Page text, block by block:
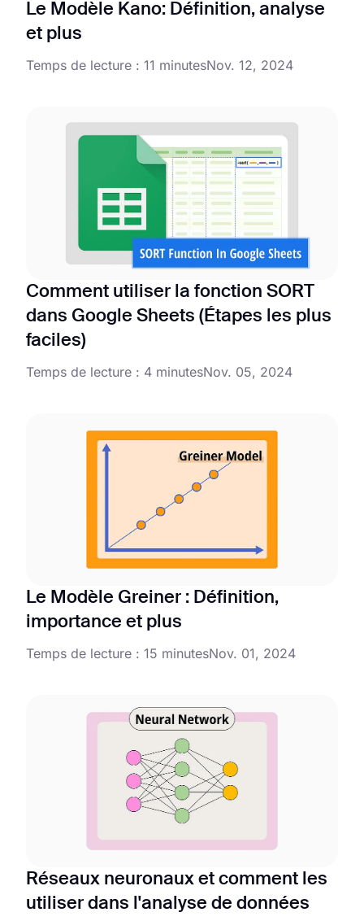
Le Modèle Kano: Définition, analyse
et plus
Temps de lecture : 11 minutesNov. 12, 2024
Comment utiliser la fonction SORT
dans Google Sheets (Étapes les plus
faciles)
Temps de lecture : 4 minutesNov. 05, 2024
Le Modèle Greiner : Définition,
importance et plus
Temps de lecture : 15 minutesNov. 01, 2024
Réseaux neuronaux et comment les
utiliser dans l'analyse de données